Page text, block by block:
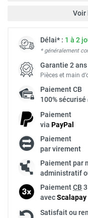
Voir
Délai* : 1 à 2
* généralement
Garantie 2 ans
Pièces et main
PaiementCB
100% sécurisé
Paiement
via PayPal
Paiement
par virement
Paiement par
administratif
PaiementCB
avecScalapay
Satisfait ou